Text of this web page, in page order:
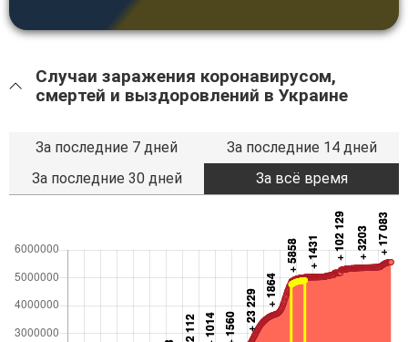
Случаи заражения коронавирусом,
смертей и выздоровлений в Украине
За последние 7 дней
За последние 14 дней
За последние 30 дней
За всё время